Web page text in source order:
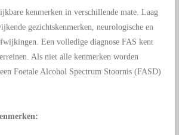
kenmerken in verschillende mate. Laag
gezichtskenmerken, neurologische en
Een volledige diagnose FAS kent
Als niet alle kenmerken worden
Foetale Alcohol Spectrum Stoornis (FASD)